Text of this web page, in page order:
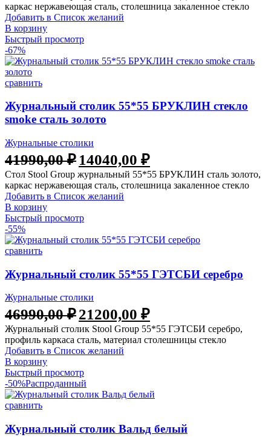
каркас нержавеющая сталь, столешница закаленное стекло
Добавить в Список желаний
В корзину
Быстрый просмотр
-67%
сравнить
Журнальный столик 55*55 БРУКЛИН стекло
smoke сталь золото
Журнальные столики
41990,00₽ 14040,00 ₽
Стол Stool Group журнальный 55*55 БРУКЛИН сталь золото,
каркас нержавеющая сталь, столешница закаленное стекло
Добавить в Список желаний
В корзину
Быстрый просмотр
-55%
сравнить
Журнальный столик 55*55 ГЭТСБИ серебро
Журнальные столики
46990,00₽21200,00 ₽
Журнальный столик Stool Group 55*55 ГЭТСБИ серебро,
профиль каркаса сталь, материал столешницы стекло
Добавить в Список желаний
В корзину
Быстрый просмотр
-50%Распроданный
сравнить
Журнальный столик Вальд белый